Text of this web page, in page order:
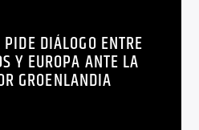
DIÁLOGO ENTRE
Y EUROPA ANTE LA
GROENLANDIA